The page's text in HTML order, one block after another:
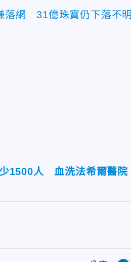
落網 31億珠寶仍下落不明
1500人 血洗法希爾醫院